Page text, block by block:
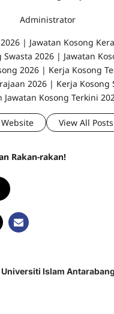
Administrator
| Jawatan Kosong
Swasta 2026 | Jawatan
2026 | Kerja Kosong
2026 | Kerja Kosong
Jawatan Kosong Terkini
View All Posts
Rakan-rakan!
Islam